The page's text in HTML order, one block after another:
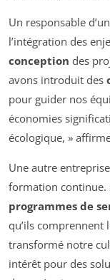
Un responsable
l’intégration des
conception des
avons introduit des
pour guider nos
économies
écologique, »
Une autre
formation continue.
programmes de
qu’ils comprennent
transformé notre
intérêt pour des